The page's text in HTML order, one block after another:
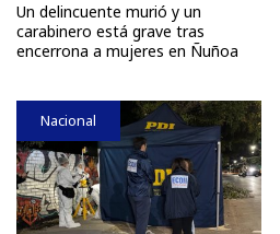
Un delincuente murió y un
carabinero está grave tras
encerrona a mujeres en Ñuñoa
Nacional